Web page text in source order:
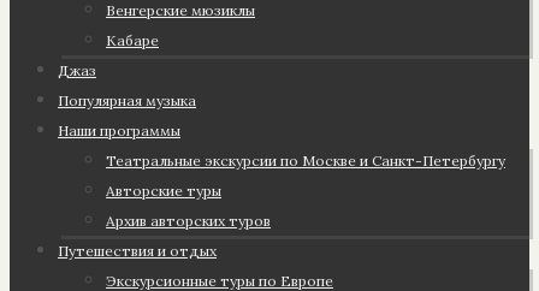
Венгерские мюзиклы
Кабаре
Джаз
Популярная музыка
Наши программы
Театральные экскурсии по Москве и Санкт-Петербургу
Авторские туры
Архив авторских туров
Путешествия и отдых
Экскурсионные туры по Европе